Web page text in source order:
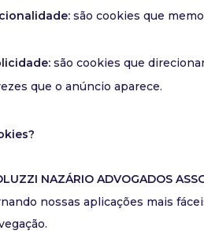
são cookies que
são cookies que
que o anúncio aparece.
NAZÁRIO ADVOGADOS
nossas aplicações mais